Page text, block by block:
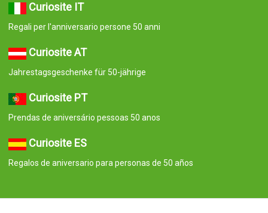
Curiosite IT
Regali per l'anniversario persone 50 anni
Curiosite AT
Jahrestagsgeschenke für 50-jährige
Curiosite PT
Prendas de aniversário pessoas 50 anos
Curiosite ES
Regalos de aniversario para personas de 50 años